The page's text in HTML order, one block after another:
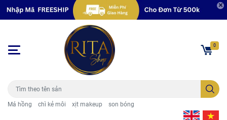
Má hồng chì kẻ môi xịt makeup son bóng
0